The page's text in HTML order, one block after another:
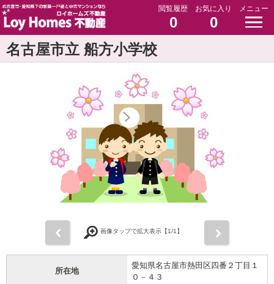
閲覧履歴
0
お気に入り
0
メニュー
名古屋市立 船方小学校
画像タップで拡大表示【1/1】
所在地
愛知県名古屋市熱田区四番２丁目１
０－４３